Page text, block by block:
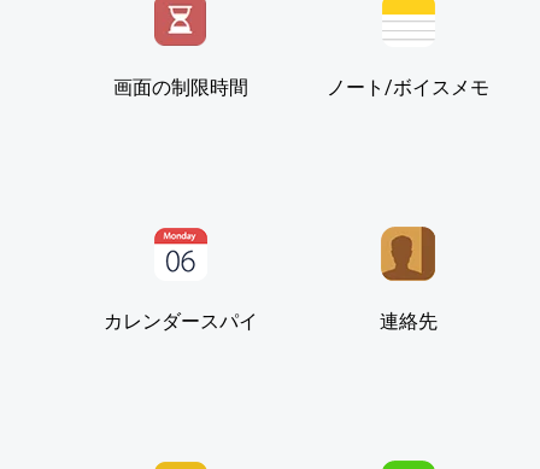
画面の制限時間 ノート/ボイスメモ
カレンダースパイ 連絡先